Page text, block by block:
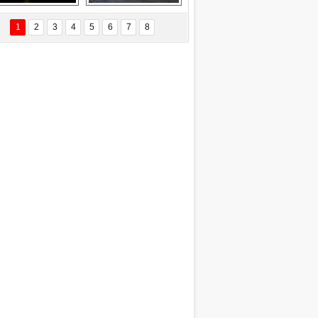
ÖZYANIK
Değişti?
Delta uçağına
yıldırım çarptı
Ford Focus RS
(2015)
1 2 3 4 5 6 7 8